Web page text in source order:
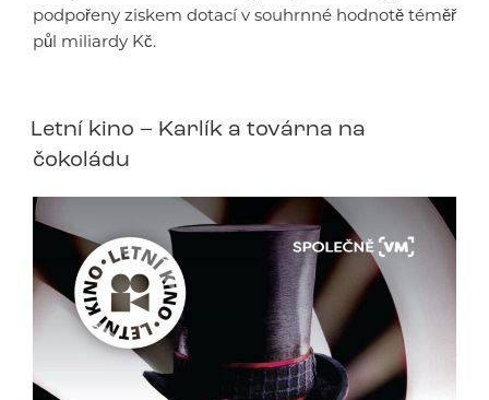
podpořeny ziskem dotací v souhrnné hodnotě téměř
půl miliardy Kč.
Letní kino – Karlík a továrna na
čokoládu